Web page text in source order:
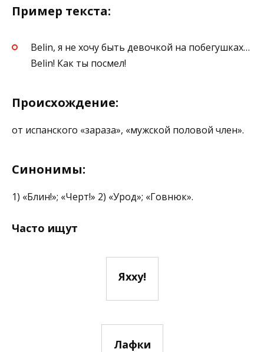
Пример текста:
Belin, я не хочу быть девочкой на побегушках…
Belin! Как ты посмел!
Происхождение:
от испанского «зараза», «мужской половой член».
Синонимы:
1) «Блин!»; «Черт!» 2) «Урод»; «Говнюк».
Часто ищут
Яхху!
Лафки